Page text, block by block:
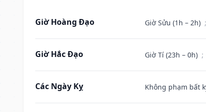
Giờ Hoàng Đạo Giờ Sửu (1h – 2h) ;
Giờ Hắc Đạo Giờ Tí (23h – 0h) ;
Các Ngày Kỵ Không phạm bất